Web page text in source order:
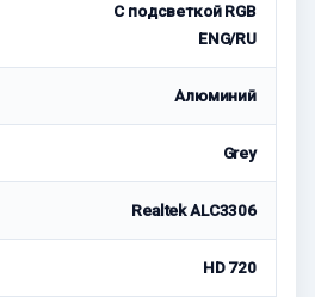
С подсветкой RGB
ENG/RU
Алюминий
Grey
Realtek ALC3306
HD 720